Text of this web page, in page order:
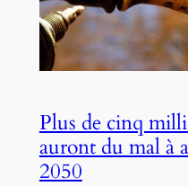
Plus de cinq
auront du mal à
2050